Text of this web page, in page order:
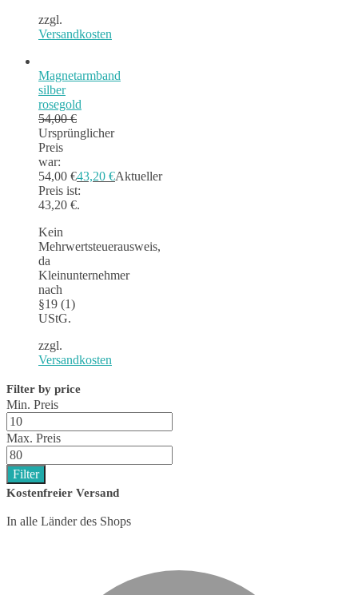
zzgl.
Versandkosten
Magnetarmband
silber
rosegold
54,00€
Ursprünglicher
Preis
war:
54,00 €43,20 €Aktueller
Preis ist:
43,20 €.
Kein
Mehrwertsteuerausweis,
da
Kleinunternehmer
nach
§19 (1)
UStG.
zzgl.
Versandkosten
Filter by price
Min. Preis
Max. Preis
Filter
Kostenfreier Versand
In alle Länder des Shops